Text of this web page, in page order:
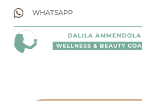
WHATSAPP